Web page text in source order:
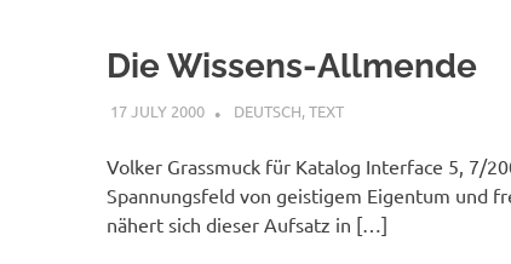
Die Wissens-Allmende
17 JULY 2000 VGRASS
DEUTSCH,TEXT
Volker Grassmuck für Katalog Interface 5, 7/
Spannungsfeld von geistigem Eigentum und
nähert sich dieser Aufsatz in […]